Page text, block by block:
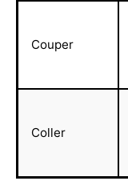
Couper
Coller